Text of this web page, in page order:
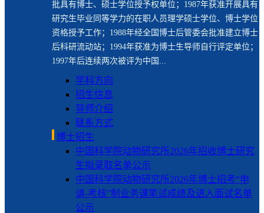
批具有博士、硕士学位授予权单位；1987年获准开展具有
研究生毕业同等学力的在职人员理学硕士学位、博士学位
资格授予工作；1988年经全国博士后管委会批准建立博士
后科研流动站；1994年获准为博士生导师自行评定单位；
1997年后连续两次被评为中国...
学科方向
招生信息
导师介绍
联系方式
博士招生
中国科学院动物研究所2026年招收博士研究
生拟录取名单公示
中国科学院动物研究所2026年博士招考“申
请-考核”制业务课笔试成绩及进入面试名单
公示